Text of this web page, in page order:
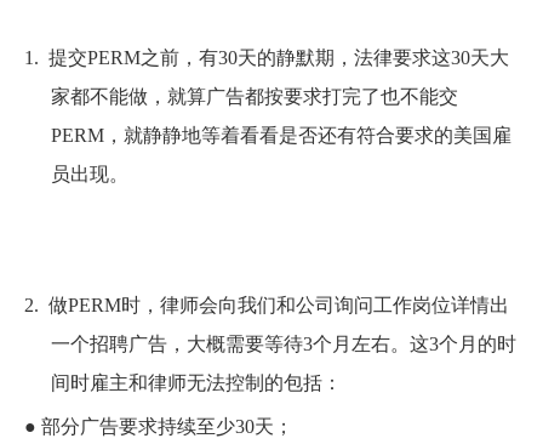
1. 提交PERM之前，有30天的静默期，法律要求这30天大
家都不能做，就算广告都按要求打完了也不能交
PERM，就静静地等着看看是否还有符合要求的美国雇
员出现。
2. 做PERM时，律师会向我们和公司询问工作岗位详情出
一个招聘广告，大概需要等待3个月左右。这3个月的时
间时雇主和律师无法控制的包括：
● 部分广告要求持续至少30天；